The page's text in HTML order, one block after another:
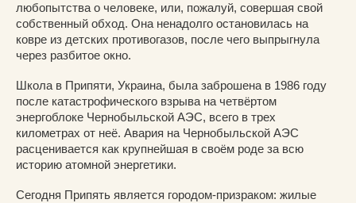
любопытства о человеке, или, пожалуй, совершая свой
собственный обход. Она ненадолго остановилась на
ковре из детских противогазов, после чего выпрыгнула
через разбитое окно.
Школа в Припяти, Украина, была заброшена в 1986 году
после катастрофического взрыва на четвёртом
энергоблоке Чернобыльской АЭС, всего в трех
километрах от неё. Авария на Чернобыльской АЭС
расценивается как крупнейшая в своём роде за всю
историю атомной энергетики.
Сегодня Припять является городом-призраком: жилые